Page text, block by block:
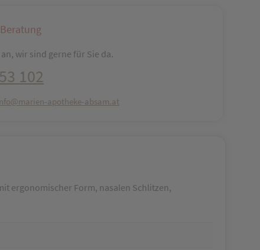
wir sind gerne für Sie da.
102
apotheke-absam.at
ergonomischer Form, nasalen Schlitzen,